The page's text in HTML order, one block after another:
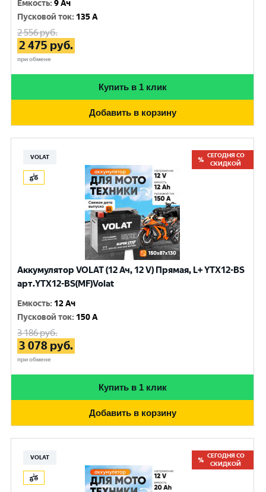
Емкость:9 Ач
Пусковой ток: 135 A
2 556руб.
2 475 руб.
при обмене
Купить в 1 клик
Добавить в корзину
VOLAT
СЕГОДНЯ СО
СКИДКОЙ
Аккумулятор VOLAT (12 Ач, 12 V) Прямая, L+ YTX12-BS
арт.YTX12-BS(MF)Volat
Емкость: 12 Ач
Пусковой ток: 150 A
3 186руб.
3 078 руб.
при обмене
Купить в 1 клик
Добавить в корзину
VOLAT
СЕГОДНЯ СО
СКИДКОЙ